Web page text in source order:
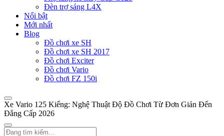
Đèn trợ sáng L4X
Nổi bật
Mới nhất
Blog
Đồ chơi xe SH
Đồ chơi xe SH 2017
Đồ chơi Exciter
Đồ chơi Vario
Đồ chơi FZ 150i
Xe Vario 125 Kiểng: Nghệ Thuật Độ Đồ Chơi Từ Đơn Giản Đến
Đẳng Cấp 2026